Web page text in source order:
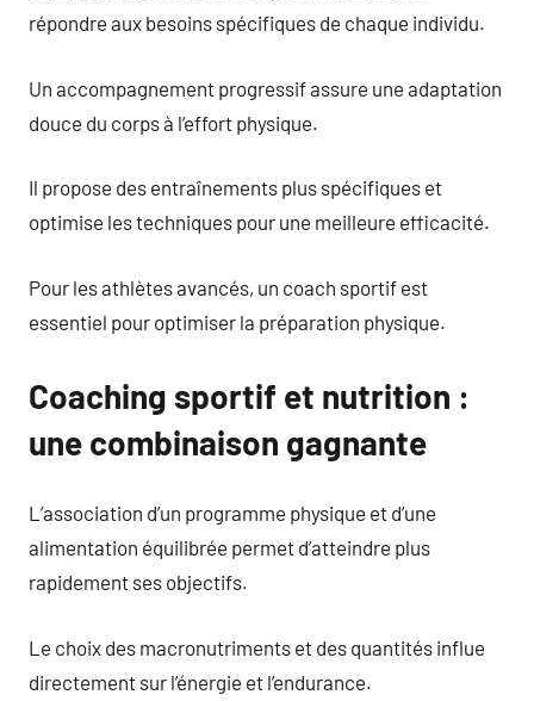
répondre aux besoins spécifiques de chaque individu.
Un accompagnement progressif assure une adaptation
douce du corps à l’effort physique.
Il propose des entraînements plus spécifiques et
optimise les techniques pour une meilleure efficacité.
Pour les athlètes avancés, un coach sportif est
essentiel pour optimiser la préparation physique.
Coaching sportif et nutrition :
une combinaison gagnante
L’association d’un programme physique et d’une
alimentation équilibrée permet d’atteindre plus
rapidement ses objectifs.
Le choix des macronutriments et des quantités influe
directement sur l’énergie et l’endurance.